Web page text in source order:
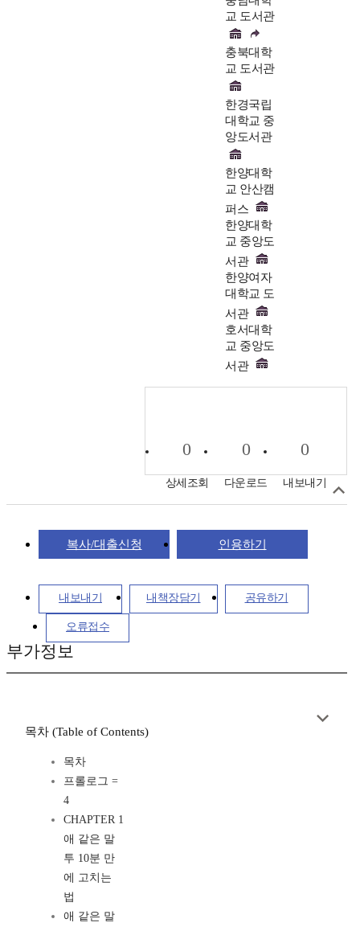
교 도서관
충북대학
교 도서관
한경국립
대학교 중
앙도서관
한양대학
교 안산캠
퍼스
한양대학
교 중앙도
서관
한양여자
대학교 도
서관
호서대학
교 중앙도
서관
0
상세조회
0
다운로드
0
내보내기
복사/대출신청 인용하기
내보내기 내책장담기 공유하기
오류접수
부가정보
목차 (Table of Contents)
목차
프롤로그 =
4
CHAPTER 1
애 같은 말
투 10분 만
에 고치는
법
애 같은 말